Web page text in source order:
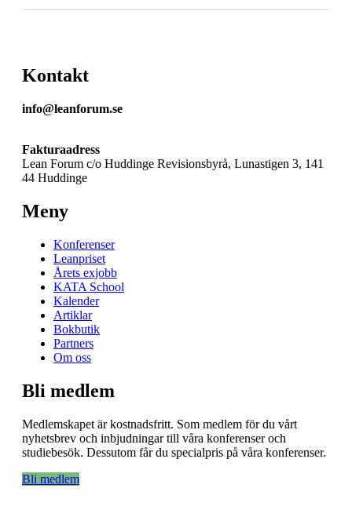
Kontakt
info@leanforum.se
Fakturaadress
Lean Forum c/o Huddinge Revisionsbyrå, Lunastigen 3, 141
44 Huddinge
Meny
Konferenser
Leanpriset
Årets exjobb
KATA School
Kalender
Artiklar
Bokbutik
Partners
Om oss
Bli medlem
Medlemskapet är kostnadsfritt. Som medlem för du vårt
nyhetsbrev och inbjudningar till våra konferenser och
studiebesök. Dessutom får du specialpris på våra konferenser.
Bli medlem